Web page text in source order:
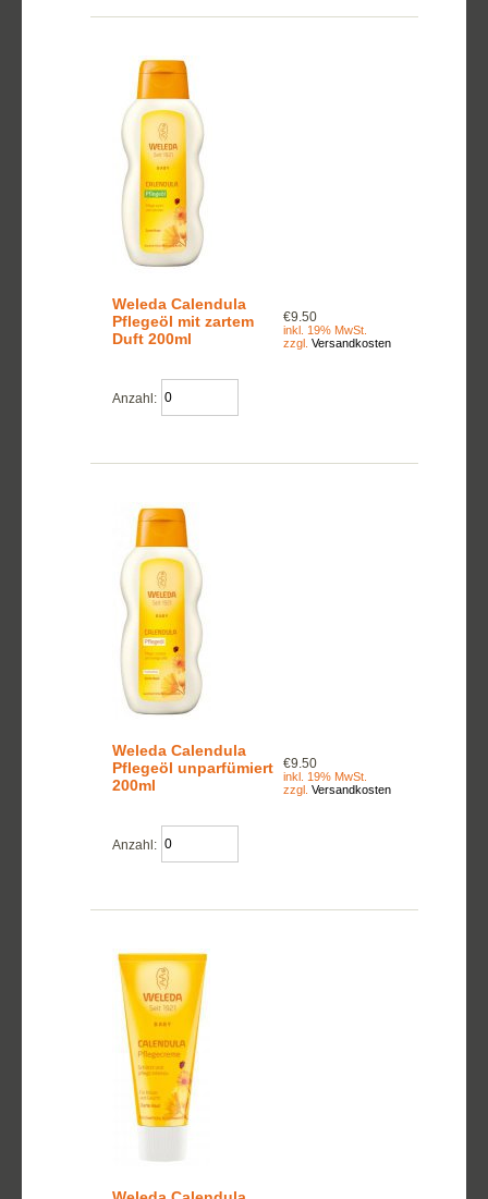
Weleda Calendula
Pflegeöl mit zartem
Duft 200ml
€9.50
inkl. 19% MwSt.
zzgl. Versandkosten
Anzahl:
Weleda Calendula
Pflegeöl unparfümiert
200ml
€9.50
inkl. 19% MwSt.
zzgl. Versandkosten
Anzahl: